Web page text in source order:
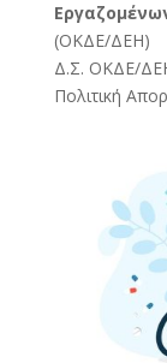
(ΟΚΔΕ/ΔΕΗ)
Δ.Σ. ΟΚΔΕ/
Πολιτική